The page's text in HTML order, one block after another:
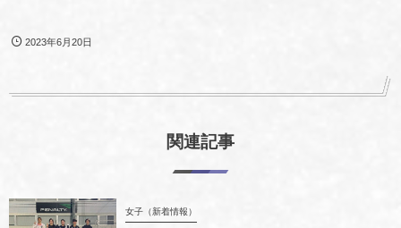
2023年6月20日
関連記事
女子（新着情報）